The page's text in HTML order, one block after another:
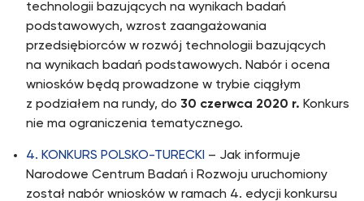
technologii bazujących na wynikach badań
podstawowych, wzrost zaangażowania
przedsiębiorców w rozwój technologii bazujących
na wynikach badań podstawowych. Nabór i ocena
wniosków będą prowadzone w trybie ciągłym
z podziałem na rundy, do 30 czerwca 2020 r. Konkurs
nie ma ograniczenia tematycznego.
4. KONKURS POLSKO-TURECKI – Jak informuje
Narodowe Centrum Badań i Rozwoju uruchomiony
został nabór wniosków w ramach 4. edycji konkursu